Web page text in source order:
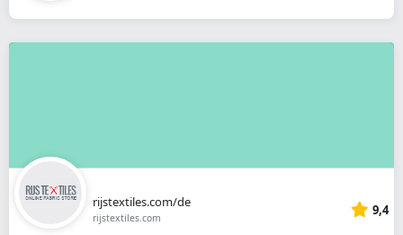
rijstextiles.com/de
rijstextiles.com 9,4